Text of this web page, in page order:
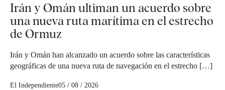
Irán y Omán ultiman un acuerdo sobre
una nueva ruta marítima en el estrecho
de Ormuz
Irán y Omán han alcanzado un acuerdo sobre las características
geográficas de una nueva ruta de navegación en el estrecho […]
El Independiente05 / 08 / 2026